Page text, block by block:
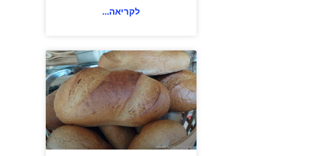
לקריאה...